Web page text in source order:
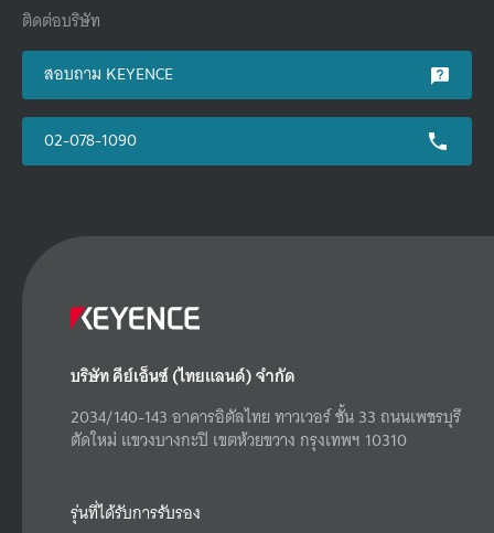
ติดต่อบริษัท
สอบถาม KEYENCE
02-078-1090
บริษัท คีย์เอ็นซ์ (ไทยแลนด์) จำกัด
2034/140-143 อาคารอิตัลไทย ทาวเวอร์ ชั้น 33 ถนนเพชรบุรี
ตัดใหม่ แขวงบางกะปิ เขตห้วยขวาง กรุงเทพฯ 10310
รุ่นที่ได้รับการรับรอง